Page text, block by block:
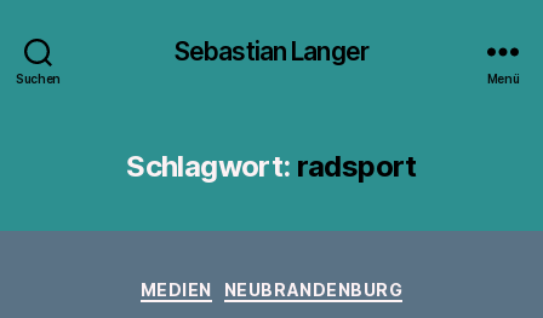
Suchen
Sebastian Langer
Menü
Schlagwort: radsport
Kategorien
MEDIEN NEUBRANDENBURG